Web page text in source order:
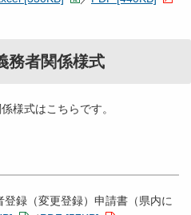
務者関係様式
様式はこちらです。
録（変更登録）申請書（県内に